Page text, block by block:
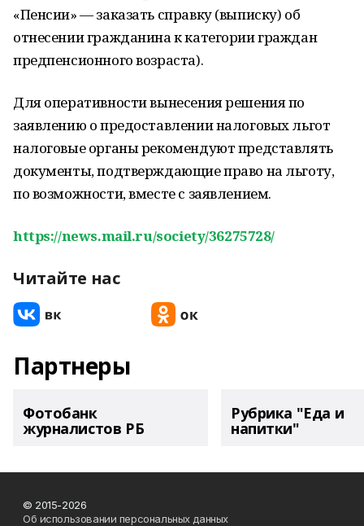
«Пенсии» — заказать справку (выписку) об
отнесении гражданина к категории граждан
предпенсионного возраста).
Для оперативности вынесения решения по
заявлению о предоставлении налоговых льгот
налоговые органы рекомендуют представлять
документы, подтверждающие право на льготу,
по возможности, вместе с заявлением.
https://news.mail.ru/society/36275728/
Читайте нас
Партнеры
Фотобанк
журналистов РБ
Рубрика "Еда и
напитки"
© 2015-2026
Об использовании персональных данных